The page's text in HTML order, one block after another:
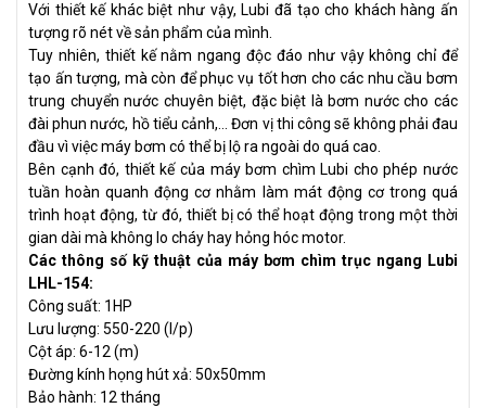
Với thiết kế khác biệt như vậy, Lubi đã tạo cho khách hàng ấn
tượng rõ nét về sản phẩm của mình.
Tuy nhiên, thiết kế nằm ngang độc đáo như vậy không chỉ để
tạo ấn tượng, mà còn để phục vụ tốt hơn cho các nhu cầu bơm
trung chuyển nước chuyên biệt, đặc biệt là bơm nước cho các
đài phun nước, hồ tiểu cảnh,… Đơn vị thi công sẽ không phải đau
đầu vì việc máy bơm có thể bị lộ ra ngoài do quá cao.
Bên cạnh đó, thiết kế của máy bơm chìm Lubi cho phép nước
tuần hoàn quanh động cơ nhằm làm mát động cơ trong quá
trình hoạt động, từ đó, thiết bị có thể hoạt động trong một thời
gian dài mà không lo cháy hay hỏng hóc motor.
Các thông số kỹ thuật của máy bơm chìm trục ngang Lubi
LHL-154:
Công suất: 1HP
Lưu lượng: 550-220 (l/p)
Cột áp: 6-12 (m)
Đường kính họng hút xả: 50x50mm
Bảo hành: 12 tháng